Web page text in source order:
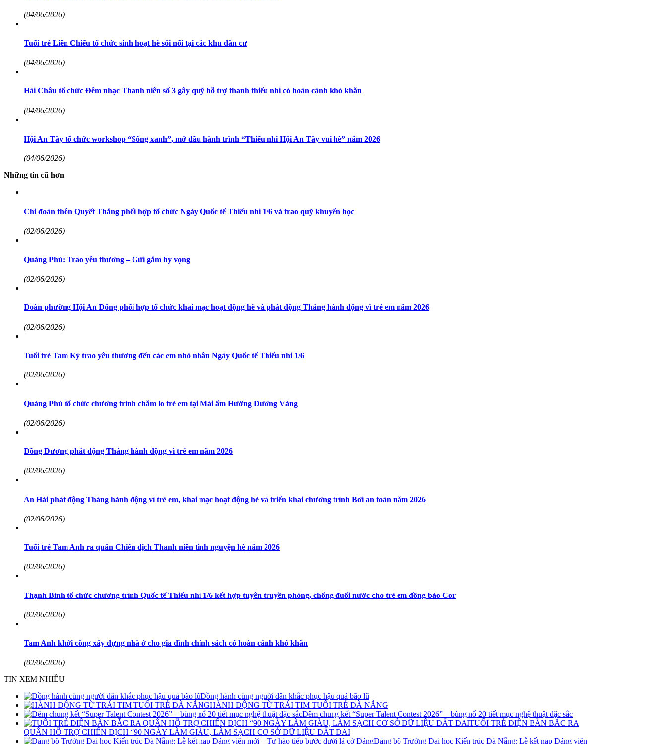
(04/06/2026)
Tuổi trẻ Liên Chiểu tổ chức sinh hoạt hè sôi nổi tại các khu dân cư
(04/06/2026)
Hải Châu tổ chức Đêm nhạc Thanh niên số 3 gây quỹ hỗ trợ thanh thiếu nhi có hoàn cảnh khó khăn
(04/06/2026)
Hội An Tây tổ chức workshop “Sống xanh”, mở đầu hành trình “Thiếu nhi Hội An Tây vui hè” năm 2026
(04/06/2026)
Những tin cũ hơn
Chi đoàn thôn Quyết Thắng phối hợp tổ chức Ngày Quốc tế Thiếu nhi 1/6 và trao quỹ khuyến học
(02/06/2026)
Quảng Phú: Trao yêu thương – Gửi gắm hy vọng
(02/06/2026)
Đoàn phường Hội An Đông phối hợp tổ chức khai mạc hoạt động hè và phát động Tháng hành động vì trẻ em năm 2026
(02/06/2026)
Tuổi trẻ Tam Kỳ trao yêu thương đến các em nhỏ nhân Ngày Quốc tế Thiếu nhi 1/6
(02/06/2026)
Quảng Phú tổ chức chương trình chăm lo trẻ em tại Mái ấm Hướng Dương Vàng
(02/06/2026)
Đồng Dương phát động Tháng hành động vì trẻ em năm 2026
(02/06/2026)
An Hải phát động Tháng hành động vì trẻ em, khai mạc hoạt động hè và triển khai chương trình Bơi an toàn năm 2026
(02/06/2026)
Tuổi trẻ Tam Anh ra quân Chiến dịch Thanh niên tình nguyện hè năm 2026
(02/06/2026)
Thạnh Bình tổ chức chương trình Quốc tế Thiếu nhi 1/6 kết hợp tuyên truyền phòng, chống đuối nước cho trẻ em đồng bào Cor
(02/06/2026)
Tam Anh khởi công xây dựng nhà ở cho gia đình chính sách có hoàn cảnh khó khăn
(02/06/2026)
TIN XEM NHIỀU
Đồng hành cùng người dân khắc phục hậu quả bão lũ
HÀNH ĐỘNG TỪ TRÁI TIM TUỔI TRẺ ĐÀ NẴNG
Đêm chung kết “Super Talent Contest 2026” – bùng nổ 20 tiết mục nghệ thuật đặc sắc
TUỔI TRẺ ĐIỆN BÀN BẮC RA
QUÂN HỖ TRỢ CHIẾN DỊCH “90 NGÀY LÀM GIÀU, LÀM SẠCH CƠ SỞ DỮ LIỆU ĐẤT ĐAI
Đảng bộ Trường Đại học Kiến trúc Đà Nẵng: Lễ kết nạp Đảng viên